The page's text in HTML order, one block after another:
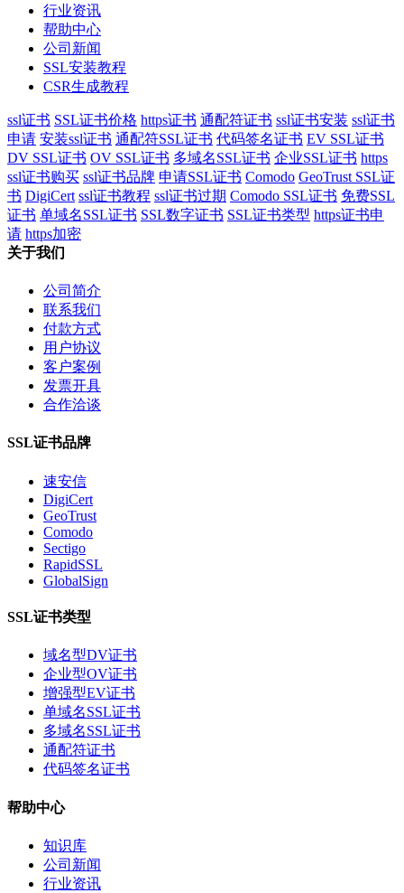
行业资讯
帮助中心
公司新闻
SSL安装教程
CSR生成教程
ssl证书 SSL证书价格 https证书 通配符证书 ssl证书安装 ssl证书
申请 安装ssl证书 通配符SSL证书 代码签名证书 EV SSL证书
DV SSL证书 OV SSL证书 多域名SSL证书 企业SSL证书 https
ssl证书购买 ssl证书品牌 申请SSL证书 Comodo GeoTrust SSL证
书 DigiCert ssl证书教程 ssl证书过期 Comodo SSL证书 免费SSL
证书 单域名SSL证书 SSL数字证书 SSL证书类型 https证书申
请 https加密
关于我们
公司简介
联系我们
付款方式
用户协议
客户案例
发票开具
合作洽谈
SSL证书品牌
速安信
DigiCert
GeoTrust
Comodo
Sectigo
RapidSSL
GlobalSign
SSL证书类型
域名型DV证书
企业型OV证书
增强型EV证书
单域名SSL证书
多域名SSL证书
通配符证书
代码签名证书
帮助中心
知识库
公司新闻
行业资讯